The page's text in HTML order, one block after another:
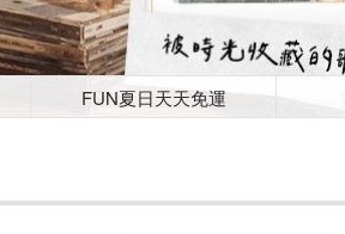
FUN夏日天天免運